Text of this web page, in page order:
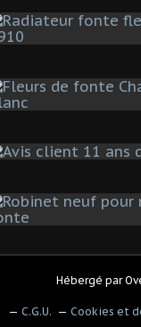
Hébergé par
C.G.U. Cookies et